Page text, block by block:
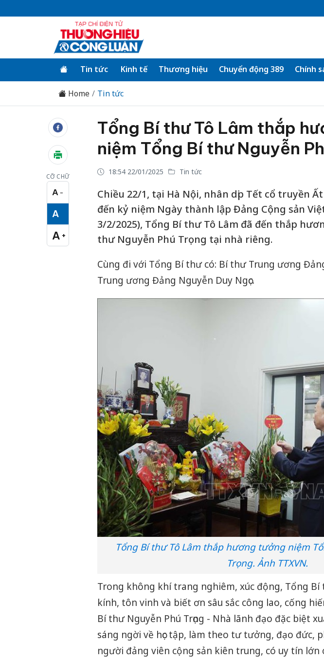
Tin tức Kinh tế Thương hiệu Chuyển động 389 Chính
Home Tin tức
CỠ CHỮ
A −
Cỡ chữ nhỏ
A
Cỡ chữ vừa
A +
Cỡ chữ lớn
Tổng Bí thư Tô Lâm thắp
niệm Tổng Bí thư Nguyễn
18:54 22/01/2025 Tin tức
Chiều 22/1, tại Hà Nội, nhân dịp Tết cổ truyền
đến kỷ niệm Ngày thành lập Đảng Cộng sản
3/2/2025), Tổng Bí thư Tô Lâm đã đến thắp
thư Nguyễn Phú Trọng tại nhà riêng.
Cùng đi với Tổng Bí thư có: Bí thư Trung ương
Trung ương Đảng Nguyễn Duy Ngọc.
Tổng Bí thư Tô Lâm thắp hương tưởng niệm
Trọng. Ảnh TTXVN.
Trong không khí trang nghiêm, xúc động, Tổng
kính, tôn vinh và biết ơn sâu sắc công lao, cống
Bí thư Nguyễn Phú Trọng - Nhà lãnh đạo đặc biệt
sáng ngời về học tập, làm theo tư tưởng, đạo đức,
người đảng viên cộng sản kiên trung, có uy tín lớn